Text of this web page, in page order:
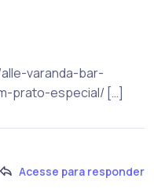
varanda-bar-
prato-especial/ […]
Acesse para responder